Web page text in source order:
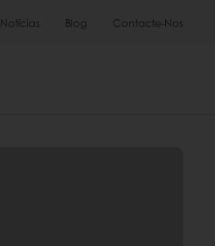
Notícias Blog Contacte-Nos